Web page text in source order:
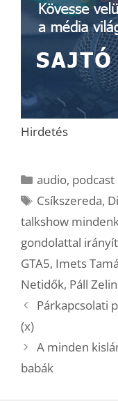
Hirdetés
Kategória
audio, podcast
Címkék
Csíkszereda,
talkshow
gondolattal irányít
GTA5, Imets
Netidők, Páll
Párkapcsolati
(x)
A minden
babák